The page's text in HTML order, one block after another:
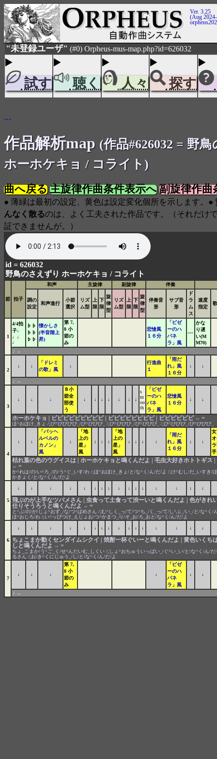
Ver. 3.25
(Aug
"未登録ユーザ" (#0) Orpheus-mus-map.php?id=626032
試す 聴く 人々 探す
...
作品解析map (作品#626032 = 野
ホーホケキョ / コライト)
曲へ戻る 主旋律作曲条件表示へ 副旋律作曲
● 薄緑は最初の設定、黄色は設定変化個所を示します。●
んなく散るのは、よく工夫された作品です。（それだけ
証できませんが。）
id = 626032
野鳥のさえずり ホーホケキョ / コライト
節 拍子
和声 主旋律 副旋律 伴奏
調の
設定
和声進行
小節
選択
リズ
ム型
上
限
下
限
旋
律
型
リズ
ム型
上
限
下
限
旋
律
型
伴奏音
形
サブ音
形
ド
ラ
ム
ス
速度
指定
1
4/4拍
子♩
♩♩
♩
♭♭
♭♭
♭♭
懐かしさ
(半音階上
昇)
第 7,
8 小
節の
み
悲愴風
１６分
「ビゼ
ーのハ
バネ
ラ」風
----
かな
り遅
い(M
M70)
♪ ⇔
2
↓ ↓
「ドレミ
の歌」風
↓
行進曲
１
「雨だ
れ」風
１６分
↓ ↓
♪ ⇔
3
↓ ↓ ↓
８小
節全
部使
う
↓ ↓ ↓ ↓ ↓ ↓ ↓
s
m
oo
th
「ビゼ
ーのハ
バネ
ラ」風
悲愴風
１６分
↓ ↓
ホーホケキョ | ピピピピピピピピピ | ピピピピピピピピ | ピピピピピピ ⇔ =
ほ^おほけ_きょ /;ぴ^ぴぴぴぴ_/ぴ^ぴぴぴ_ /;ぴ^ぴぴぴ_/ぴ^ぴぴぴ_ /;ぴ^ぴぴぴ_/ぴ^ぴぴぴ_
4
↓ ↓
「パッヘ
ルベルの
カノン」
風
↓
「地
上の
星」
風
↓ ↓ ↓
「地
上の
星」
風
↓ ↓ ↓ ↓
「雨だ
れ」風
１６分
↓ ↓
手
枯れ葉の色のウグイスは | ホーホケキョと鳴くんだよ | 毛虫大好きホトトギス
⇔ =
か^れは/の/い^ろ_/の/う^ぐ_いす/わ /;ほ^おほけ_きょ/と/な^く/ん/だ/よ /;け^むし/だ_いすき/
かきょく/と/な^く/ん/だ/よ
5
↓ ↓ ↓ ↓ ↓ ↓ ↓ ↓ ↓ ↓ ↓ ↓ ↓ ↓ ↓ ↓
飛ぶのが上手なツバメさん | 虫食って土食って渋ーいと鳴くんだよ | 色がきれ
仕りそうろうと鳴くんだよ
⇔ =
と^ぶ/の/が/じょ^おず_/な/つ^ばめさん /;む^しく_っ/て/つ^ち_/く_っ/て/し^ぶ_/い_/と/な^く/
ほ^おじろ/わ /;い^っぴつけ_えじょお/つ^かまつ_り/そ_お/ろ_おと/な^く/ん/だ/よ
6
↓ ↓ ↓ ↓ ↓ ↓ ↓ ↓ ↓ ↓ ↓ ↓ ↓ ↓ ↓ ↓
ちょこまか動くセンダイムシクイ | 焼酎一杯ぐいーと鳴くんだよ | 黄色いくち
しと鳴くんだよ
⇔ =
ちょ_こまか/う^ご_く/せ^んだいむ_しくい /;しょ^おちゅういっぱい_/ぐ^い_い/と/な^く/ん/
るさん /;お/き^くにじゅう_/し/と/な^く/ん/だ/よ
7
↓ ↓ ↓
第 7,
8 小
節の
み
↓
「ビゼ
ーのハ
バネ
ラ」風
↓ ↓
♪ ⇔